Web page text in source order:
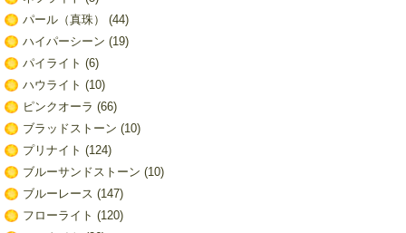
パール（真珠）
(44)
ハイパーシーン (19)
パイライト (6)
ハウライト (10)
ピンクオーラ (66)
ブラッドストーン (10)
プリナイト (124)
ブルーサンドストーン (10)
ブルーレース (147)
フローライト (120)